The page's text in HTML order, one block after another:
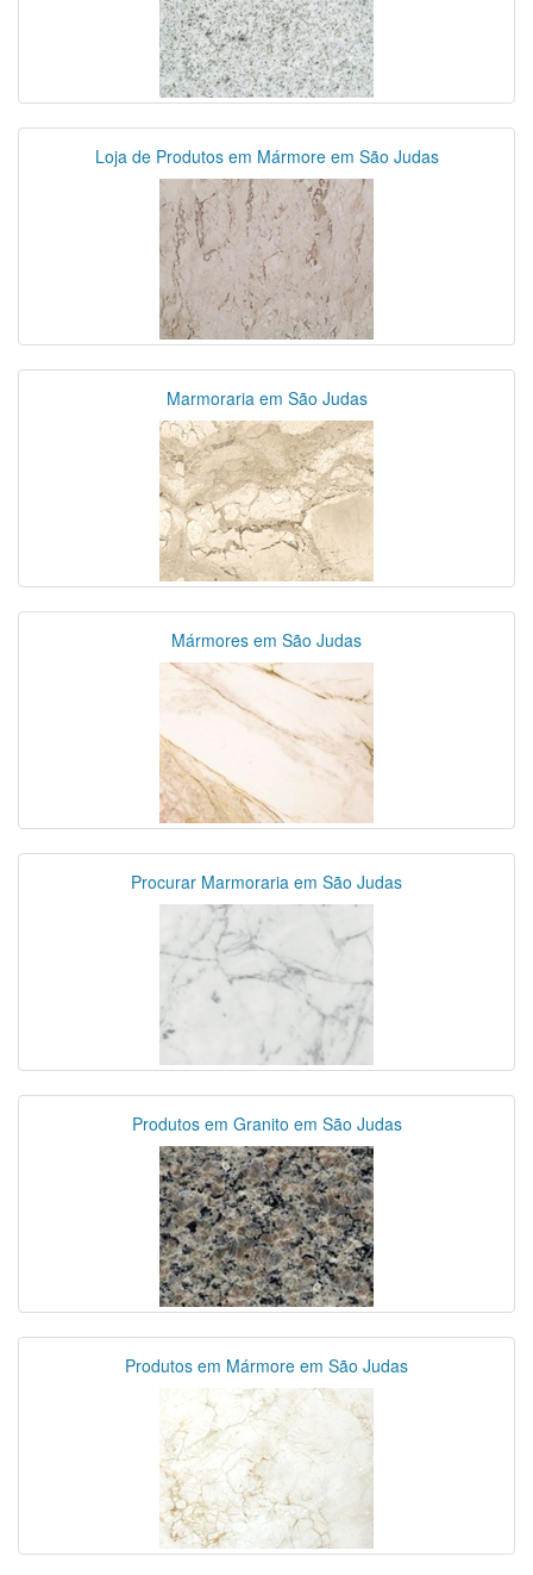
Loja de Produtos em Mármore em São Judas
Marmoraria em São Judas
Mármores em São Judas
Procurar Marmoraria em São Judas
Produtos em Granito em São Judas
Produtos em Mármore em São Judas